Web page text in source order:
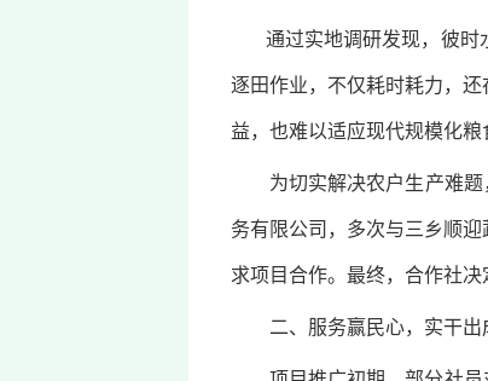
通过实地调研发现，彼时
逐田作业，不仅耗时耗力，
益，也难以适应现代规模化粮
为切实解决农户生产难题
务有限公司，多次与三乡顺
求项目合作。最终，合作社决
二、服务赢民心，实干出